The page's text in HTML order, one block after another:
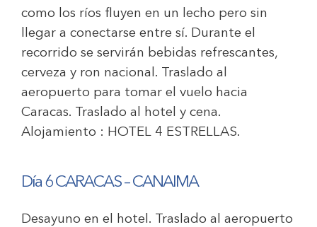
como los ríos fluyen en un lecho pero sin
llegar a conectarse entre sí. Durante el
recorrido se servirán bebidas refrescantes,
cerveza y ron nacional. Traslado al
aeropuerto para tomar el vuelo hacia
Caracas. Traslado al hotel y cena.
Alojamiento : HOTEL 4 ESTRELLAS.
Día 6 CARACAS – CANAIMA
Desayuno en el hotel. Traslado al aeropuerto